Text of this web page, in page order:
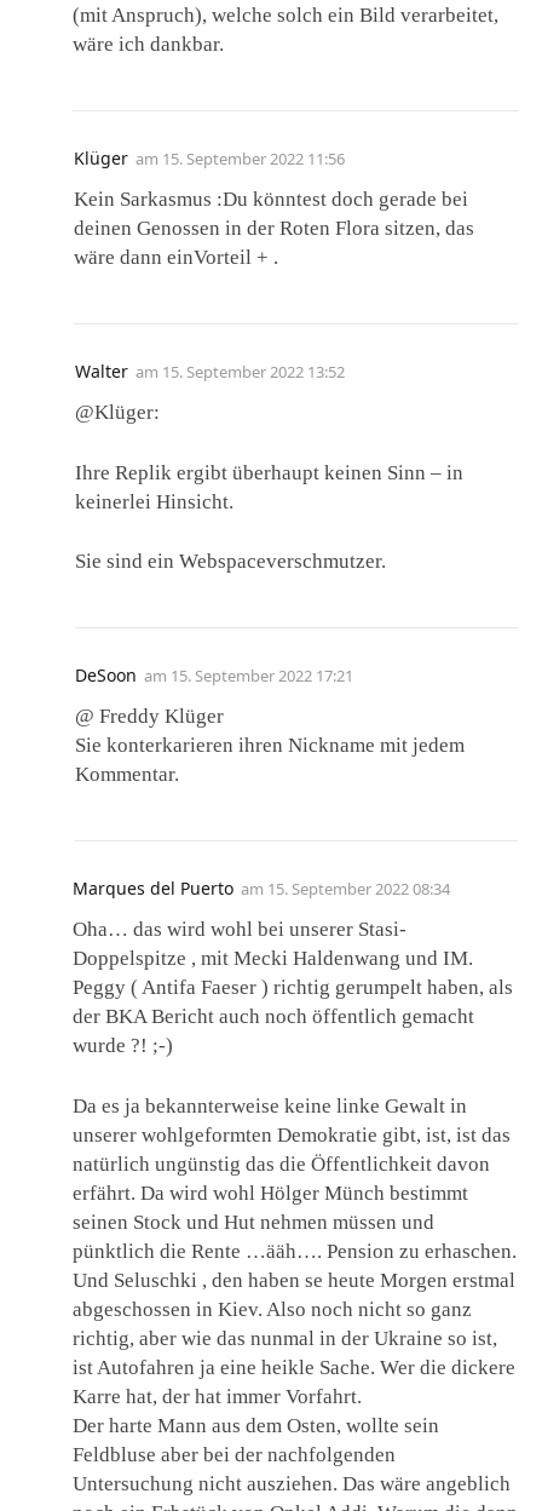
(mit Anspruch), welche solch ein Bild verarbeitet,
wäre ich dankbar.
Klüger am 15. September 2022 11:56
Kein Sarkasmus :Du könntest doch gerade bei
deinen Genossen in der Roten Flora sitzen, das
wäre dann einVorteil + .
Walter am 15. September 2022 13:52
@Klüger:
Ihre Replik ergibt überhaupt keinen Sinn – in
keinerlei Hinsicht.
Sie sind ein Webspaceverschmutzer.
DeSoon am 15. September 2022 17:21
@ Freddy Klüger
Sie konterkarieren ihren Nickname mit jedem
Kommentar.
Marques del Puerto am 15. September 2022 08:34
Oha… das wird wohl bei unserer Stasi-
Doppelspitze , mit Mecki Haldenwang und IM.
Peggy ( Antifa Faeser ) richtig gerumpelt haben, als
der BKA Bericht auch noch öffentlich gemacht
wurde ?! ;-)
Da es ja bekannterweise keine linke Gewalt in
unserer wohlgeformten Demokratie gibt, ist, ist das
natürlich ungünstig das die Öffentlichkeit davon
erfährt. Da wird wohl Hölger Münch bestimmt
seinen Stock und Hut nehmen müssen und
pünktlich die Rente …ääh…. Pension zu erhaschen.
Und Seluschki , den haben se heute Morgen erstmal
abgeschossen in Kiev. Also noch nicht so ganz
richtig, aber wie das nunmal in der Ukraine so ist,
ist Autofahren ja eine heikle Sache. Wer die dickere
Karre hat, der hat immer Vorfahrt.
Der harte Mann aus dem Osten, wollte sein
Feldbluse aber bei der nachfolgenden
Untersuchung nicht ausziehen. Das wäre angeblich